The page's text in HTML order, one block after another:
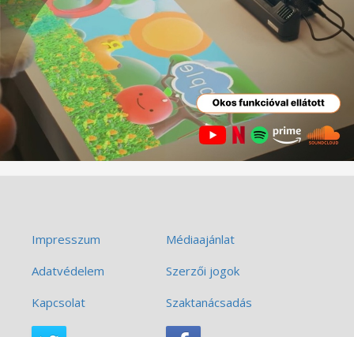
Impresszum
Médiaajánlat
Adatvédelem
Szerzői jogok
Kapcsolat
Szaktanácsadás